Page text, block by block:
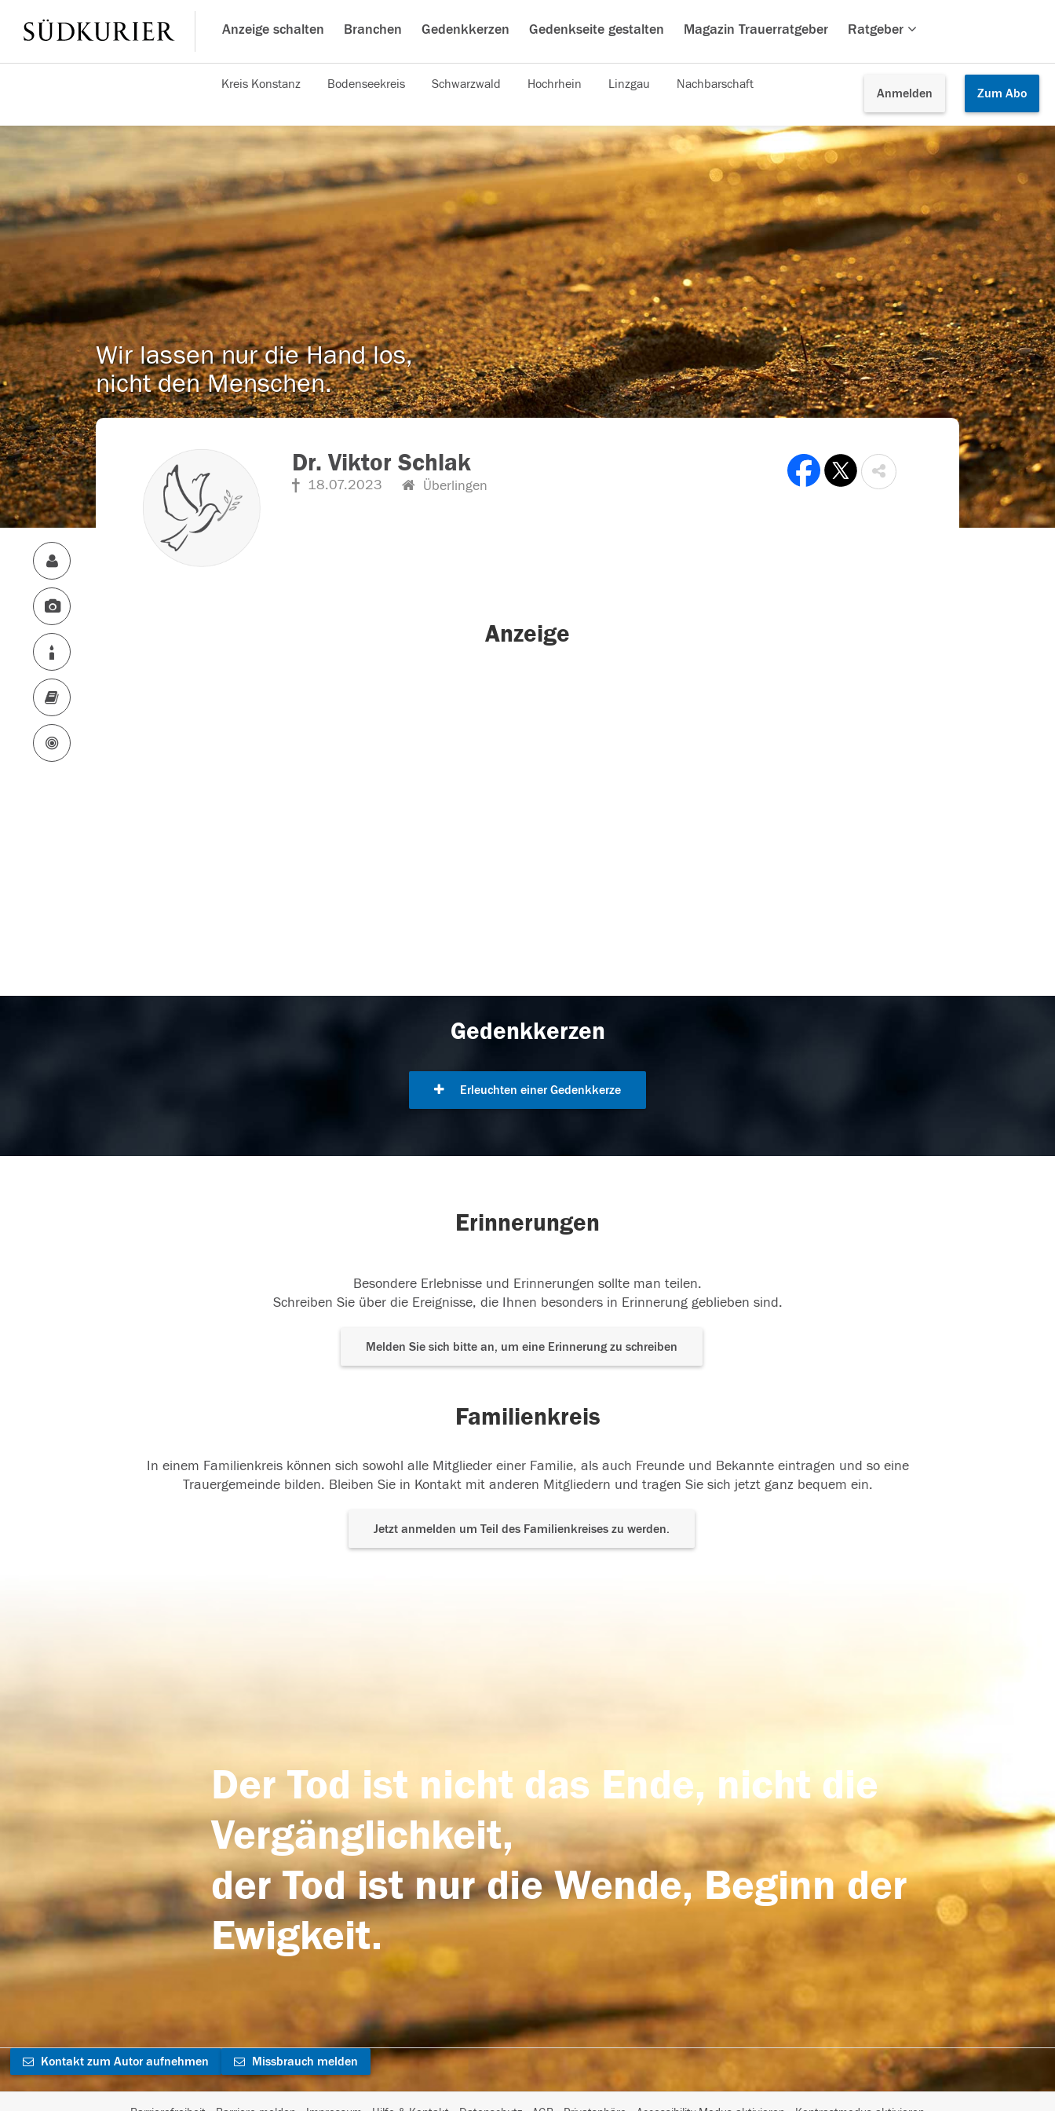
Anzeige schalten Branchen Gedenkkerzen Gedenkseite gestalten Magazin Trauerratgeber Ratgeber
Anmelden Zum Abo
Kreis Konstanz Bodenseekreis Schwarzwald Hochrhein Linzgau Nachbarschaft
Wir lassen nur die Hand los,
nicht den Menschen.
Dr. Viktor Schlak
18.07.2023 Überlingen
Anzeige
Gedenkkerzen
Erleuchten einer Gedenkkerze
Erinnerungen
Besondere Erlebnisse und Erinnerungen sollte man teilen.
Schreiben Sie über die Ereignisse, die Ihnen besonders in Erinnerung geblieben sind.
Melden Sie sich bitte an, um eine Erinnerung zu schreiben
Familienkreis
In einem Familienkreis können sich sowohl alle Mitglieder einer Familie, als auch Freunde und Bekannte eintragen und so eine
Trauergemeinde bilden. Bleiben Sie in Kontakt mit anderen Mitgliedern und tragen Sie sich jetzt ganz bequem ein.
Jetzt anmelden um Teil des Familienkreises zu werden.
Der Tod ist nicht das Ende, nicht die
Vergänglichkeit,
der Tod ist nur die Wende, Beginn der
Ewigkeit.
Kontakt zum Autor aufnehmen Missbrauch melden